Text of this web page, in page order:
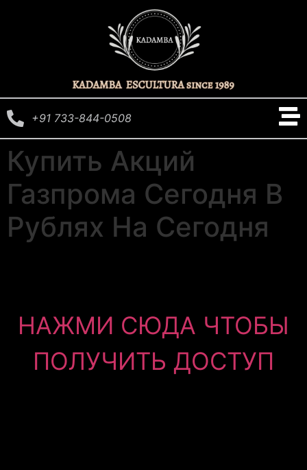
+91 733-844-0508
Купить Акций
Газпрома Сегодня В
Рублях На Сегодня
НАЖМИ СЮДА ЧТОБЫ
ПОЛУЧИТЬ ДОСТУП